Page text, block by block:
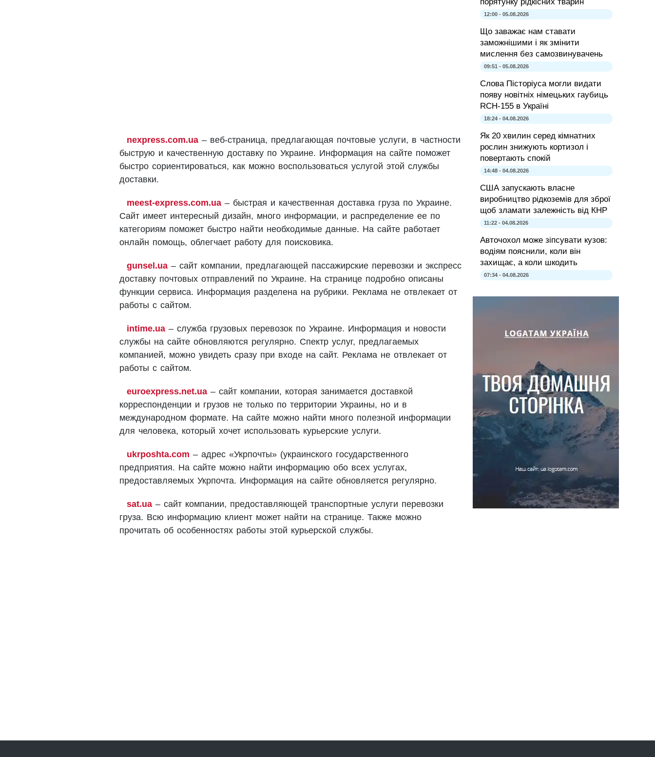
nexpress.com.ua – веб-страница, предлагающая почтовые услуги, в частности
быструю и качественную доставку по Украине. Информация на сайте поможет
быстро сориентироваться, как можно воспользоваться услугой этой службы
доставки.
meest-express.com.ua – быстрая и качественная доставка груза по Украине.
Сайт имеет интересный дизайн, много информации, и распределение ее по
категориям поможет быстро найти необходимые данные. На сайте работает
онлайн помощь, облегчает работу для поисковика.
gunsel.ua – сайт компании, предлагающей пассажирские перевозки и экспресс
доставку почтовых отправлений по Украине. На странице подробно описаны
функции сервиса. Информация разделена на рубрики. Реклама не отвлекает от
работы с сайтом.
intime.ua – служба грузовых перевозок по Украине. Информация и новости
службы на сайте обновляются регулярно. Спектр услуг, предлагаемых
компанией, можно увидеть сразу при входе на сайт. Реклама не отвлекает от
работы с сайтом.
euroexpress.net.ua – сайт компании, которая занимается доставкой
корреспонденции и грузов не только по территории Украины, но и в
международном формате. На сайте можно найти много полезной информации
для человека, который хочет использовать курьерские услуги.
ukrposhta.com – адрес «Укрпочты» (украинского государственного
предприятия. На сайте можно найти информацию обо всех услугах,
предоставляемых Укрпочта. Информация на сайте обновляется регулярно.
sat.ua – сайт компании, предоставляющей транспортные услуги перевозки
груза. Всю информацию клиент может найти на странице. Также можно
прочитать об особенностях работы этой курьерской службы.
12:00 - 05.08.2026
Що заважає нам ставати
заможнішими і як змінити
мислення без самозвинувачень
09:51 - 05.08.2026
Слова Пісторіуса могли видати
появу новітніх німецьких гаубиць
RCH-155 в Україні
18:24 - 04.08.2026
Як 20 хвилин серед кімнатних
рослин знижують кортизол і
повертають спокій
14:48 - 04.08.2026
США запускають власне
виробництво рідкоземів для зброї
щоб зламати залежність від КНР
11:22 - 04.08.2026
Авточохол може зіпсувати кузов:
водіям пояснили, коли він
захищає, а коли шкодить
07:34 - 04.08.2026